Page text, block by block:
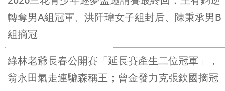
轉奪男A組冠軍、洪阡瑋女子組封后、陳秉承男B
組摘冠
綠林老爺長春公開賽「延長賽產生二位冠軍」，
翁永田氣走連騼森稱王；曾金發力克張欽國摘冠